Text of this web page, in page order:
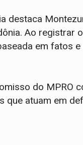
destaca
Ao registrar
em fatos
do MPRO
que atuam em